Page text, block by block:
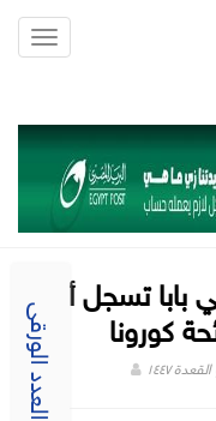
العدد الورقى
علي بابا تسجل أول
كورونا